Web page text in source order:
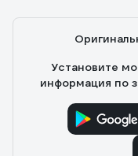
Установите
информация по